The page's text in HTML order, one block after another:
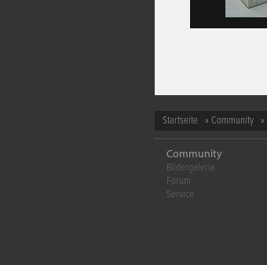
Startseite » Community »
Community
Bildergalerie
Forum
Service